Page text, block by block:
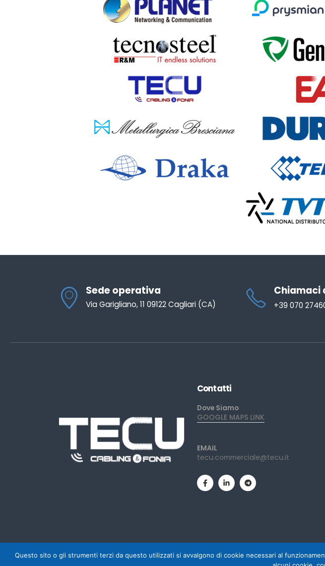
Sede operativa
Via Garigliano, 11 09122 Cagliari (CA)
Chiamaci
+39 070
Contatti
Dove Siamo
GOOGLE MAPS LINK
EMAIL
tecu.commerciale@tecu.it
Questo sito o gli strumenti terzi da questo utilizzati si avvalgono di cookie necessari al